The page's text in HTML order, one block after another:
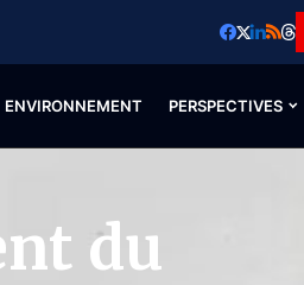
ENVIRONNEMENT PERSPECTIVES
du